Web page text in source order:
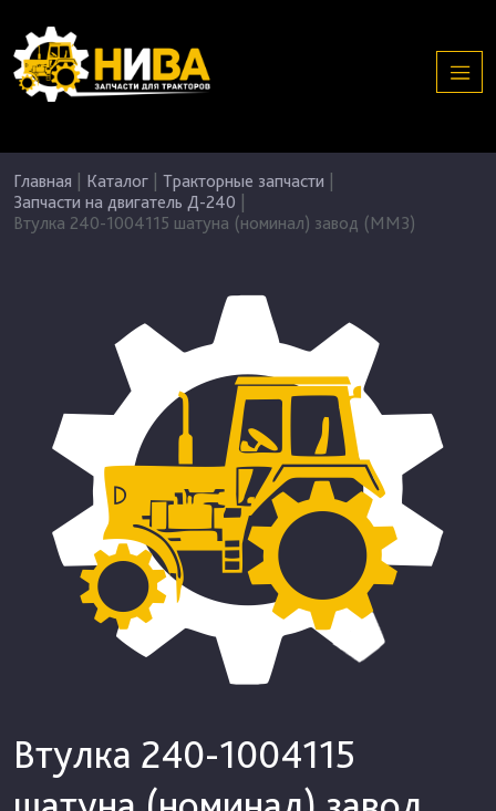
Главная Каталог Тракторные запчасти
Запчасти на двигатель Д-240
Втулка 240-1004115 шатуна (номинал) завод (ММЗ)
Втулка 240-1004115